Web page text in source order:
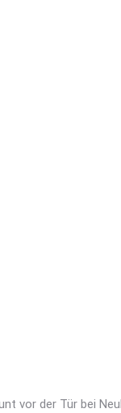
vor der Tür bei